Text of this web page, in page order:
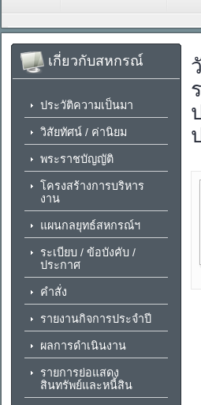
เกี่ยวกับสหกรณ์
ประวัติความเป็นมา
วิสัยทัศน์ / ค่านิยม
พระราชบัญญัติ
โครงสร้างการบริหาร
งาน
แผนกลยุทธ์สหกรณ์ฯ
ระเบียบ / ข้อบังคับ /
ประกาศ
คำสั่ง
รายงานกิจการประจำปี
ผลการดำเนินงาน
รายการย่อแสดง
สินทรัพย์และหนี้สิน